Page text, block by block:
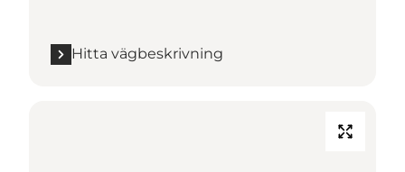
Hitta vägbeskrivning